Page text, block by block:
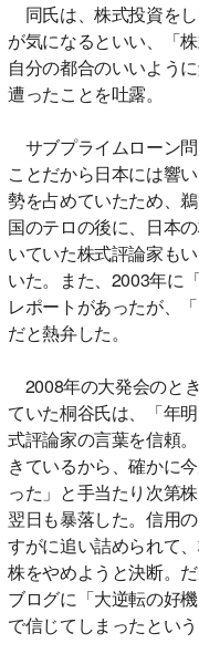
同氏は、株式投資を
が気になるといい、「
自分の都合のいいよう
遭ったことを吐露。
サブプライムローン
ことだから日本には響
勢を占めていたため、
国のテロの後に、日本
いていた株式評論家も
いた。また、2003年に
レポートがあったが、
だと熱弁した。
2008年の大発会のと
ていた桐谷氏は、「年
式評論家の言葉を信頼
きているから、確かに
った」と手当たり次第
翌日も暴落した。信用
すがに追い詰められて
株をやめようと決断。
ブログに「大逆転の好
で信じてしまったという